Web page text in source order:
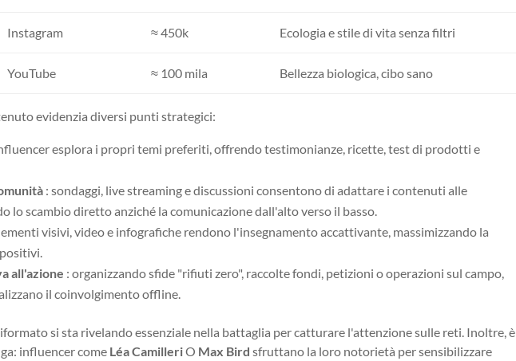
Instagram ≈ 450k Ecologia e stile di vita senza filtri
YouTube ≈ 100 mila Bellezza biologica, cibo sano
evidenzia diversi punti strategici:
esplora i propri temi preferiti, offrendo testimonianze, ricette, test di prodotti e
: sondaggi, live streaming e discussioni consentono di adattare i contenuti alle
lo scambio diretto anziché la comunicazione dall'alto verso il basso.
visivi, video e infografiche rendono l'insegnamento accattivante, massimizzando la
all'azione : organizzando sfide "rifiuti zero", raccolte fondi, petizioni o operazioni sul campo,
il coinvolgimento offline.
si sta rivelando essenziale nella battaglia per catturare l'attenzione sulle reti. Inoltre, è
influencer come Léa CamilleriO Max Bird sfruttano la loro notorietà per sensibilizzare